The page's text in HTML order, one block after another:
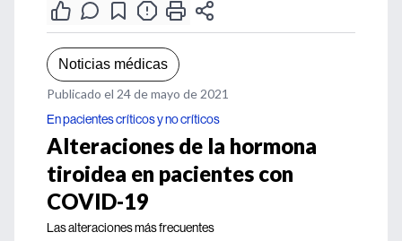
Noticias médicas
Publicado el 24 de mayo de 2021
En pacientes críticos y no críticos
Alteraciones de la hormona
tiroidea en pacientes con
COVID-19
Las alteraciones más frecuentes